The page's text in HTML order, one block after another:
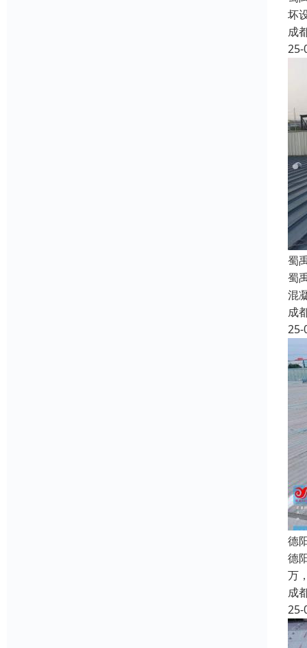
坏
成
25-
蜀
蜀
混
成
25-
德
德
万
成
25-